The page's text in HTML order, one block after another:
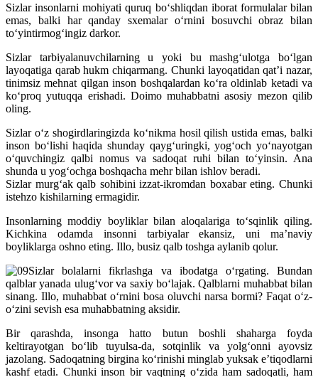
Sizlar insonlarni mohiyati quruq bo‘shliqdan iborat formulalar bilan
emas, balki har qanday sxemalar o‘rnini bosuvchi obraz bilan
to‘yintirmog‘ingiz darkor.
Sizlar tarbiyalanuvchilarning u yoki bu mashg‘ulotga bo‘lgan
layoqatiga qarab hukm chiqarmang. Chunki layoqatidan qat’i nazar,
tinimsiz mehnat qilgan inson boshqalardan ko‘ra oldinlab ketadi va
ko‘proq yutuqqa erishadi. Doimo muhabbatni asosiy mezon qilib
oling.
Sizlar o‘z shogirdlaringizda ko‘nikma hosil qilish ustida emas, balki
inson bo‘lishi haqida shunday qayg‘uringki, yog‘och yo‘nayotgan
o‘quvchingiz qalbi nomus va sadoqat ruhi bilan to‘yinsin. Ana
shunda u yog‘ochga boshqacha mehr bilan ishlov beradi.
Sizlar murg‘ak qalb sohibini izzat-ikromdan boxabar eting. Chunki
istehzo kishilarning ermagidir.
Insonlarning moddiy boyliklar bilan aloqalariga to‘sqinlik qiling.
Kichkina odamda insonni tarbiyalar ekansiz, uni ma’naviy
boyliklarga oshno eting. Illo, busiz qalb toshga aylanib qolur.
Sizlar bolalarni fikrlashga va ibodatga o‘rgating. Bundan
qalblar yanada ulug‘vor va saxiy bo‘lajak. Qalblarni muhabbat bilan
sinang. Illo, muhabbat o‘rnini bosa oluvchi narsa bormi? Faqat o‘z-
o‘zini sevish esa muhabbatning aksidir.
Bir qarashda, insonga hatto butun boshli shaharga foyda
keltirayotgan bo‘lib tuyulsa-da, sotqinlik va yolg‘onni ayovsiz
jazolang. Sadoqatning birgina ko‘rinishi minglab yuksak e’tiqodlarni
kashf etadi. Chunki inson bir vaqtning o‘zida ham sadoqatli, ham